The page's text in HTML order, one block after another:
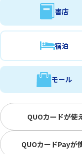
書店
宿泊
モール
QUOカードが使
QUOカードPayが